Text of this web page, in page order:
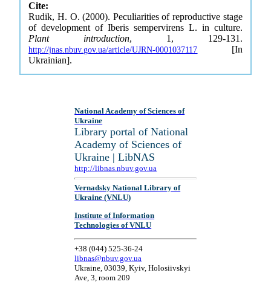
Cite:
Rudik, H. O. (2000). Peculiarities of reproductive stage
of development of Iberis sempervirens L. in culture.
Plant introduction, 1, 129-131.
http://jnas.nbuv.gov.ua/article/UJRN-0001037117 [In
Ukrainian].
National Academy of Sciences of
Ukraine
Library portal of National
Academy of Sciences of
Ukraine | LibNAS
http://libnas.nbuv.gov.ua
Vernadsky National Library of
Ukraine (VNLU)
Institute of Information
Technologies of VNLU
+38 (044) 525-36-24
libnas@nbuv.gov.ua
Ukraine, 03039, Kyiv, Holosiivskyi
Ave, 3, room 209